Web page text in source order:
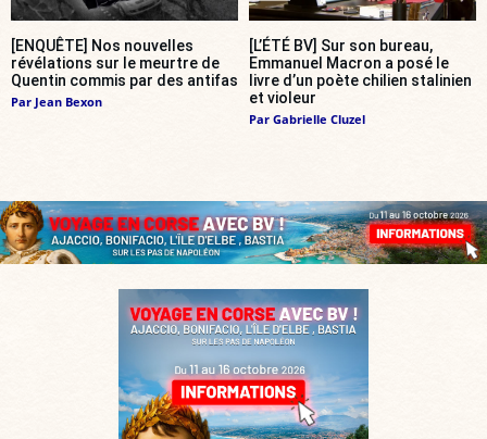
[ENQUÊTE] Nos nouvelles
révélations sur le meurtre de
Quentin commis par des antifas
Par Jean Bexon
[L’ÉTÉ BV] Sur son bureau,
Emmanuel Macron a posé le
livre d’un poète chilien stalinien
et violeur
Par Gabrielle Cluzel